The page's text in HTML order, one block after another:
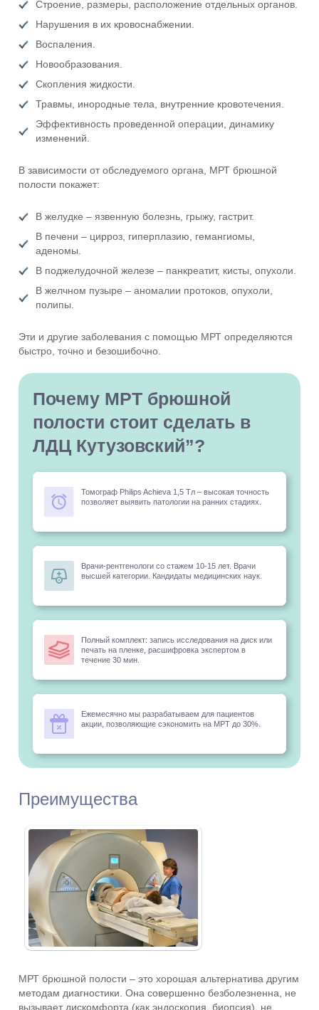
Строение, размеры, расположение отдельных органов.
Нарушения в их кровоснабжении.
Воспаления.
Новообразования.
Скопления жидкости.
Травмы, инородные тела, внутренние кровотечения.
Эффективность проведенной операции, динамику
изменений.
В зависимости от обследуемого органа, МРТ брюшной
полости покажет:
В желудке – язвенную болезнь, грыжу, гастрит.
В печени – цирроз, гиперплазию, гемангиомы,
аденомы.
В поджелудочной железе – панкреатит, кисты, опухоли.
В желчном пузыре – аномалии протоков, опухоли,
полипы.
Эти и другие заболевания с помощью МРТ определяются
быстро, точно и безошибочно.
Почему МРТ брюшной
полости стоит сделать в
ЛДЦ Кутузовский”?
Томограф Philips Achieva 1,5 Тл – высокая точность
позволяет выявить патологии на ранних стадиях.
Врачи-рентгенологи со стажем 10-15 лет. Врачи
высшей категории. Кандидаты медицинских наук.
Полный комплект: запись исследования на диск или
печать на пленке, расшифровка экспертом в
течение 30 мин.
Ежемесячно мы разрабатываем для пациентов
акции, позволяющие сэкономить на МРТ до 30%.
Преимущества
МРТ брюшной полости – это хорошая альтернатива другим
методам диагностики. Она совершенно безболезненна, не
вызывает дискомфорта (как эндоскопия, биопсия), не